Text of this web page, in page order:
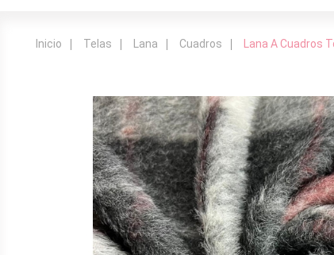
Inicio Telas Lana Cuadros Lana A Cuadros